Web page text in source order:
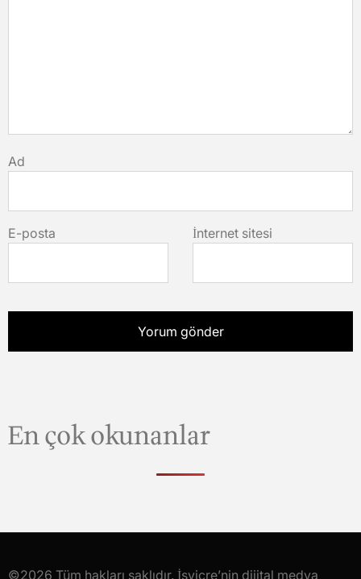
Ad
E-posta İnternet sitesi
En çok okunanlar
©2026 Tüm hakları saklıdır. İsviçre’nin dijital medya